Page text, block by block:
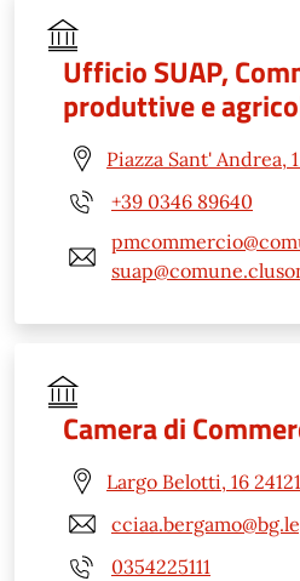
Ufficio SUAP,
produttive e
Piazza Sant' Andrea,
+39 0346 89640
Camera di
Largo Belotti, 16
0354225111